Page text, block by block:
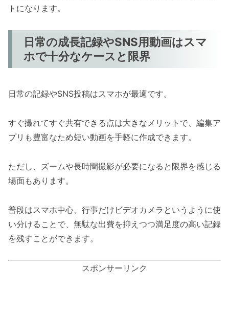
トになります。
日常の成長記録やSNS用動画はスマ
ホで十分なケースと限界
日常の記録やSNS投稿はスマホが最適です。
すぐ撮れてすぐ共有できる点は大きなメリットで、編集ア
プリも豊富なため短い動画を手軽に作成できます。
ただし、ズームや長時間撮影が必要になると限界を感じる
場面もあります。
普段はスマホ中心、行事だけビデオカメラというように使
い分けることで、無駄な出費を抑えつつ満足度の高い記録
を残すことができます。
スポンサーリンク